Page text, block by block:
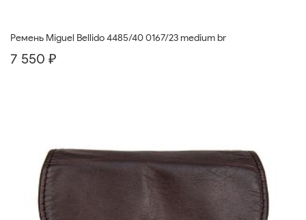
Ремень Miguel Bellido 4485/40 0167/23 medium br
7 550 ₽